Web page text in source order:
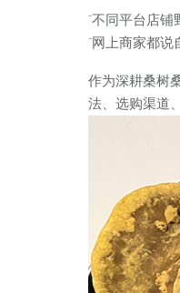
"不同平台店铺
"网上商家都说
作为深耕桑树
法、选购渠道